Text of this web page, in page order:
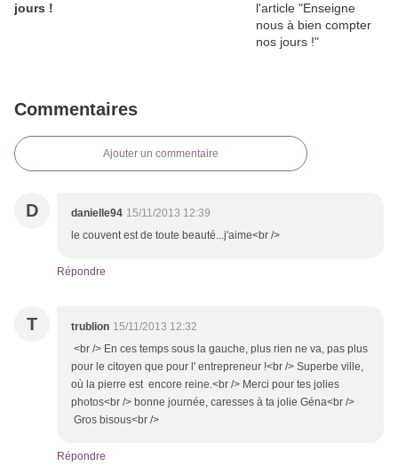
jours !
Commentaires
Ajouter un commentaire
D danielle94 15/11/2013 12:39
le couvent est de toute beauté...j'aime<br />
Répondre
T trublion 15/11/2013 12:32
<br /> En ces temps sous la gauche, plus rien ne va, pas plus
pour le citoyen que pour l' entrepreneur !<br /> Superbe ville,
où la pierre est encore reine.<br /> Merci pour tes jolies
photos<br /> bonne journée, caresses à ta jolie Géna<br />
Gros bisous<br />
Répondre